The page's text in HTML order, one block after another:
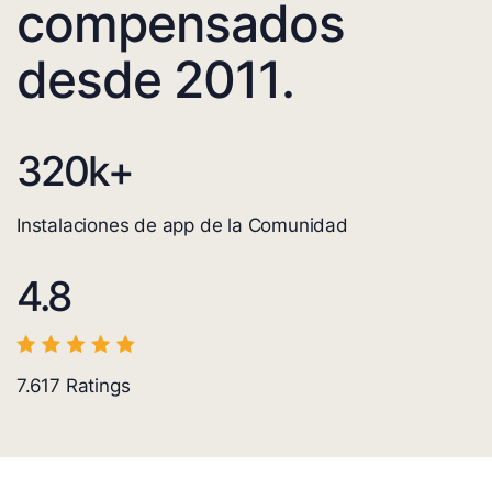
compensados
desde 2011.
320k+
Instalaciones de app de la Comunidad
4.8
7.617 Ratings